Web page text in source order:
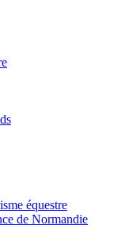
équestre
de Normandie